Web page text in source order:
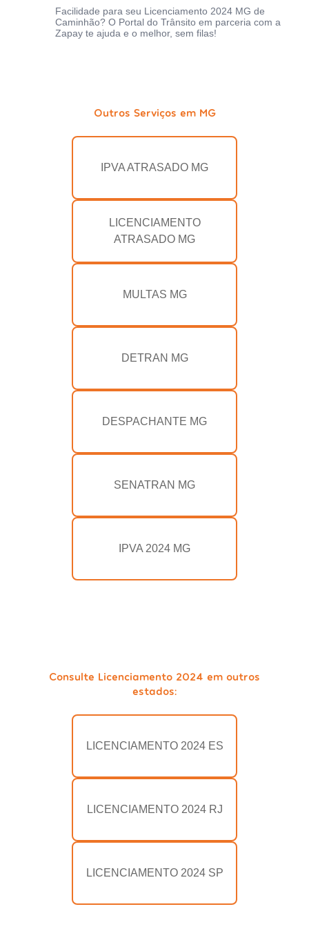
Facilidade para seu Licenciamento 2024 MG de
Caminhão? O Portal do Trânsito em parceria com a
Zapay te ajuda e o melhor, sem filas!
Outros Serviços em MG
IPVA ATRASADO MG
LICENCIAMENTO
ATRASADO MG
MULTAS MG
DETRAN MG
DESPACHANTE MG
SENATRAN MG
IPVA 2024 MG
Consulte Licenciamento 2024 em outros
estados:
LICENCIAMENTO 2024 ES
LICENCIAMENTO 2024 RJ
LICENCIAMENTO 2024 SP